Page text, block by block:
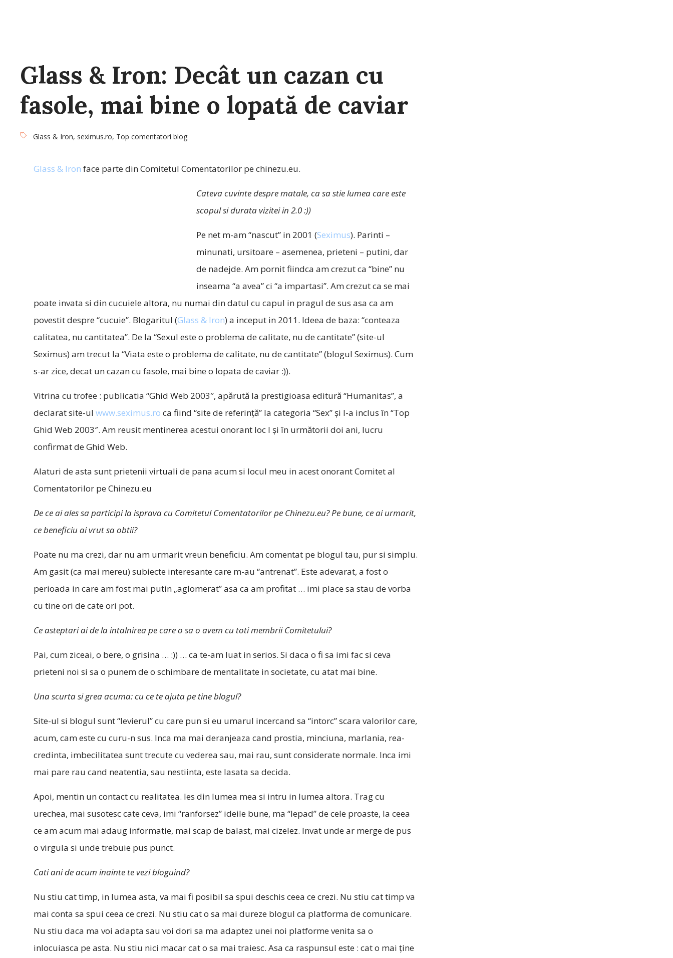
Glass & Iron: Decât un cazan cu
fasole, mai bine o lopată de caviar
Glass & Iron, seximus.ro, Top comentatori blog
Glass & Iron face parte din Comitetul Comentatorilor pe chinezu.eu.
Cateva cuvinte despre matale, ca sa stie lumea care este
scopul si durata vizitei in 2.0 :))
Pe net m-am “nascut” in 2001 (Seximus). Parinti –
minunati, ursitoare – asemenea, prieteni – putini, dar
de nadejde. Am pornit fiindca am crezut ca “bine” nu
inseama “a avea” ci “a impartasi”. Am crezut ca se mai
poate invata si din cucuiele altora, nu numai din datul cu capul in pragul de sus asa ca am
povestit despre “cucuie”. Blogaritul (Glass & Iron) a inceput in 2011. Ideea de baza: “conteaza
calitatea, nu cantitatea”. De la “Sexul este o problema de calitate, nu de cantitate” (site-ul
Seximus) am trecut la “Viata este o problema de calitate, nu de cantitate” (blogul Seximus). Cum
s-ar zice, decat un cazan cu fasole, mai bine o lopata de caviar :)).
Vitrina cu trofee : publicatia “Ghid Web 2003″, apărută la prestigioasa editură “Humanitas”, a
declarat site-ul www.seximus.ro ca fiind “site de referinţă” la categoria “Sex” şi l-a inclus în “Top
Ghid Web 2003″. Am reusit mentinerea acestui onorant loc I şi în următorii doi ani, lucru
confirmat de Ghid Web.
Alaturi de asta sunt prietenii virtuali de pana acum si locul meu in acest onorant Comitet al
Comentatorilor pe Chinezu.eu
De ce ai ales sa participi la isprava cu Comitetul Comentatorilor pe Chinezu.eu? Pe bune, ce ai urmarit,
ce beneficiu ai vrut sa obtii?
Poate nu ma crezi, dar nu am urmarit vreun beneficiu. Am comentat pe blogul tau, pur si simplu.
Am gasit (ca mai mereu) subiecte interesante care m-au “antrenat”. Este adevarat, a fost o
perioada in care am fost mai putin „aglomerat” asa ca am profitat … imi place sa stau de vorba
cu tine ori de cate ori pot.
Ce asteptari ai de la intalnirea pe care o sa o avem cu toti membrii Comitetului?
Pai, cum ziceai, o bere, o grisina … :)) … ca te-am luat in serios. Si daca o fi sa imi fac si ceva
prieteni noi si sa o punem de o schimbare de mentalitate in societate, cu atat mai bine.
Una scurta si grea acuma: cu ce te ajuta pe tine blogul?
Site-ul si blogul sunt “levierul” cu care pun si eu umarul incercand sa “intorc” scara valorilor care,
acum, cam este cu curu-n sus. Inca ma mai deranjeaza cand prostia, minciuna, marlania, rea-
credinta, imbecilitatea sunt trecute cu vederea sau, mai rau, sunt considerate normale. Inca imi
mai pare rau cand neatentia, sau nestiinta, este lasata sa decida.
Apoi, mentin un contact cu realitatea. Ies din lumea mea si intru in lumea altora. Trag cu
urechea, mai susotesc cate ceva, imi “ranforsez” ideile bune, ma “lepad” de cele proaste, la ceea
ce am acum mai adaug informatie, mai scap de balast, mai cizelez. Invat unde ar merge de pus
o virgula si unde trebuie pus punct.
Cati ani de acum inainte te vezi bloguind?
Nu stiu cat timp, in lumea asta, va mai fi posibil sa spui deschis ceea ce crezi. Nu stiu cat timp va
mai conta sa spui ceea ce crezi. Nu stiu cat o sa mai dureze blogul ca platforma de comunicare.
Nu stiu daca ma voi adapta sau voi dori sa ma adaptez unei noi platforme venita sa o
inlocuiasca pe asta. Nu stiu nici macar cat o sa mai traiesc. Asa ca raspunsul este : cat o mai ţine